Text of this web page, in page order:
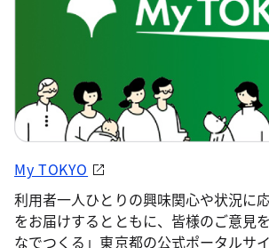
My TOKYO
利用者一人ひとりの興味関心や状況に
をお届けするとともに、皆様のご意見
なでつくる」東京都の公式ポータルサイ